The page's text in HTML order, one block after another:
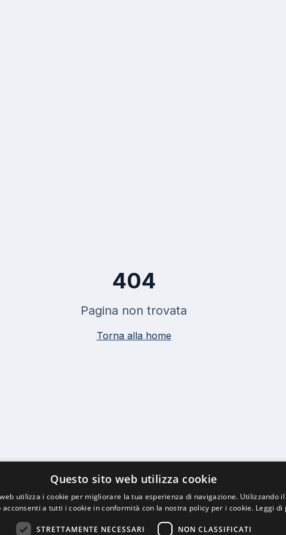
404
Pagina non trovata
Torna alla home
Questo sito web utilizza cookie
utilizza i cookie per migliorare la tua esperienza di navigazione. Utilizzando
acconsenti a tutti i cookie in conformità con la nostra policy per i cookie. Leggi di
STRETTAMENTE NECESSARI NON CLASSIFICATI